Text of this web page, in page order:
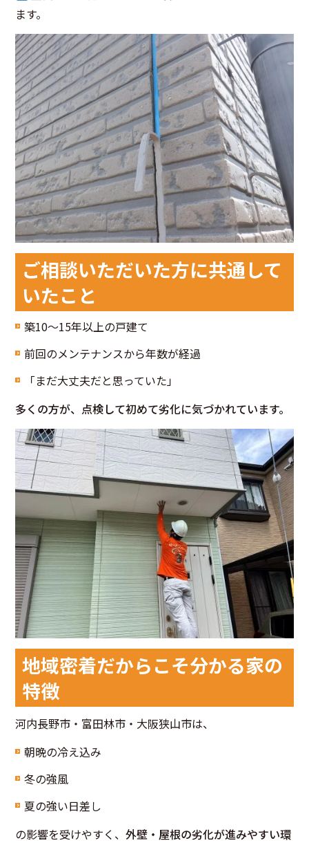
ます。
ご相談いただいた方に共通して
いたこと
築10〜15年以上の戸建て
前回のメンテナンスから年数が経過
「まだ大丈夫だと思っていた」
多くの方が、点検して初めて劣化に気づかれています。
地域密着だからこそ分かる家の
特徴
河内長野市・富田林市・大阪狭山市は、
朝晩の冷え込み
冬の強風
夏の強い日差し
の影響を受けやすく、外壁・屋根の劣化が進みやすい環